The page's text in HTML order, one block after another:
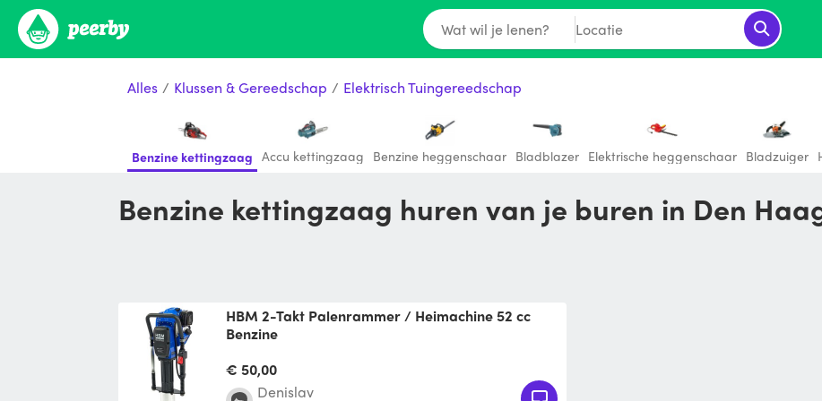
Wat wil je lenen? Locatie
Alles / Klussen & Gereedschap / Elektrisch Tuingereedschap
Benzine kettingzaag Accu kettingzaag Benzine heggenschaar Bladblazer Elektrische heggenschaar Bladzuiger
Benzine kettingzaag huren van je buren in Den
HBM 2-Takt Palenrammer / Heimachine 52 cc
Benzine
zonder te graven 4 takt benzine
€ 50,00
Denislav